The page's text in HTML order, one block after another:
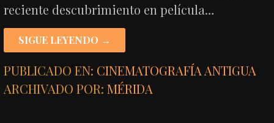
reciente descubrimiento en película…
SIGUE LEYENDO →
PUBLICADO EN: CINEMATOGRAFÍA ANTIGUA
ARCHIVADO POR:MÉRIDA